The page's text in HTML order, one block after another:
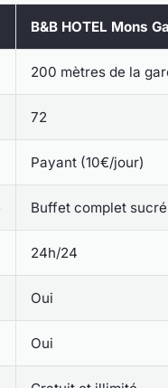
B&B HOTEL Mons
200 mètres de la
72
Payant (10€/jour)
Buffet complet
24h/24
Oui
Oui